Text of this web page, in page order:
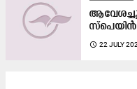
access_time 22 JULY